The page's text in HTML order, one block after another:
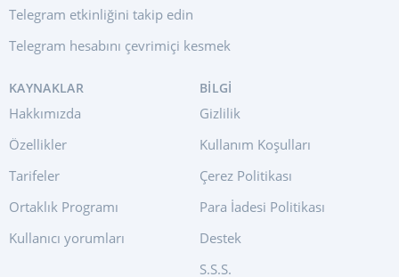
Telegram etkinliğini takip edin
Telegram hesabını çevrimiçi kesmek
KAYNAKLAR
Hakkımızda
Özellikler
Tarifeler
Ortaklık Programı
Kullanıcı yorumları
BILGI
Gizlilik
Kullanım Koşulları
Çerez Politikası
Para İadesi Politikası
Destek
S.S.S.